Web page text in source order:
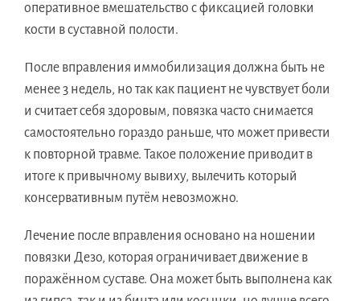
оперативное вмешательство с фиксацией головки
кости в суставной полости.
После вправления иммобилизация должна быть не
менее 3 недель, но так как пациент не чувствует боли
и считает себя здоровым, повязка часто снимается
самостоятельно гораздо раньше, что может привести
к повторной травме. Такое положение приводит в
итоге к привычному вывиху, вылечить который
консервативным путём невозможно.
Лечение после вправления основано на ношении
повязки Дезо, которая ограничивает движение в
поражённом суставе. Она может быть выполнена как